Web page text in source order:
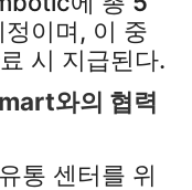
이며, 이 중
시 지급된다.
와의 협력
통 센터를 위